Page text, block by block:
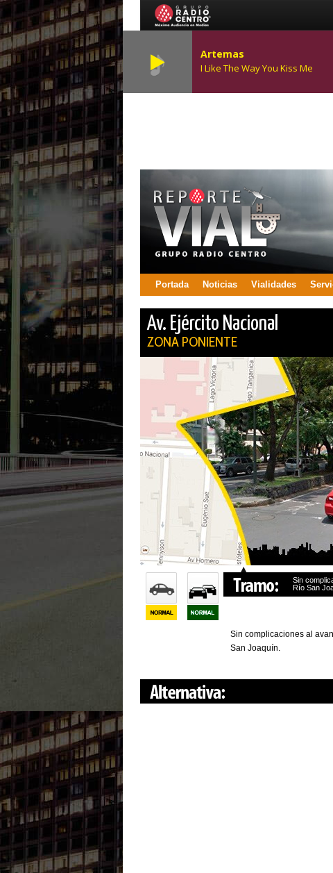
Artemas
I Like The Way You Kiss Me
Portada Noticias Vialidades
Av. Ejército Nacional
ZONA PONIENTE
Sin
Río San
Sin complicaciones al
San Joaquín.